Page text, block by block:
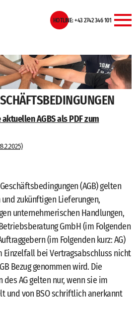
HOTLINE: +43 2742 346 101 MENÜ
AGBS als PDF zum
(AGB) gelten
zukünftigen Lieferungen,
unternehmerischen Handlungen,
GmbH (im Folgenden
(im Folgenden kurz: AG)
Einzelfall bei Vertragsabschluss nicht
Bezug genommen wird. Die
AG gelten nur, wenn sie im
und von BSO schriftlich anerkannt